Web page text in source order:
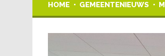
HOME GEMEENTENIEUWS